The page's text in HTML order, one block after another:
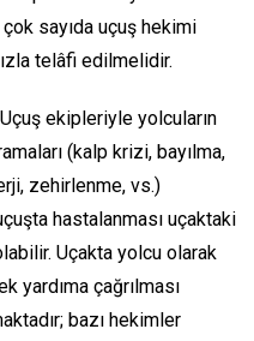
sayıda uçuş hekimi
telâfi edilmelidir.
Uçuş ekipleriyle yolcuların
(kalp krizi, bayılma,
zehirlenme, vs.)
hastalanması uçaktaki
Uçakta yolcu olarak
yardıma çağrılması
bazı hekimler